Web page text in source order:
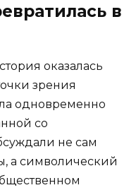
в
оказалась
зрения
одновременно
со
не сам
а символический